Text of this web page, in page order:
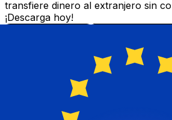
transfiere dinero al extranjero sin
¡Descarga hoy!